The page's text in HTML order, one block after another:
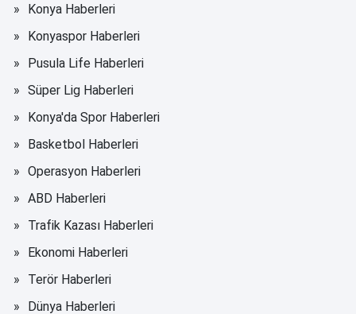
Konya Haberleri
Konyaspor Haberleri
Pusula Life Haberleri
Süper Lig Haberleri
Konya'da Spor Haberleri
Basketbol Haberleri
Operasyon Haberleri
ABD Haberleri
Trafik Kazası Haberleri
Ekonomi Haberleri
Terör Haberleri
Dünya Haberleri